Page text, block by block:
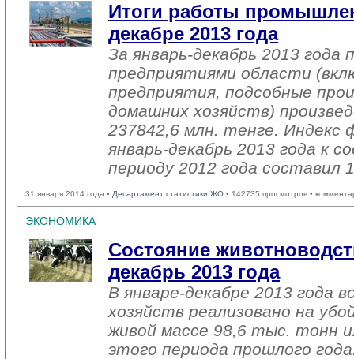
Итоги работы
декабре 2013 года
За январь-декабрь 2013
предприятиями области
предприятия, подсобные
домашних хозяйств)
237842,6 млн. тенге. Индекс
январь-декабрь 2013 года к
периоду 2012 года составил
31 января 2014 года • Департамент статистики ЖО • 142735 просмотров •
ЭКОНОМИКА
Состояние
декабрь 2013 года
В январе-декабре 2013 года
хозяйств реализовано на
живой массе 98,6 тыс. тонн
этого периода прошлого